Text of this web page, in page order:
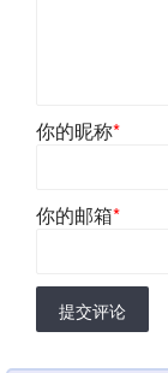
你的昵称*
你的邮箱*
提交评论